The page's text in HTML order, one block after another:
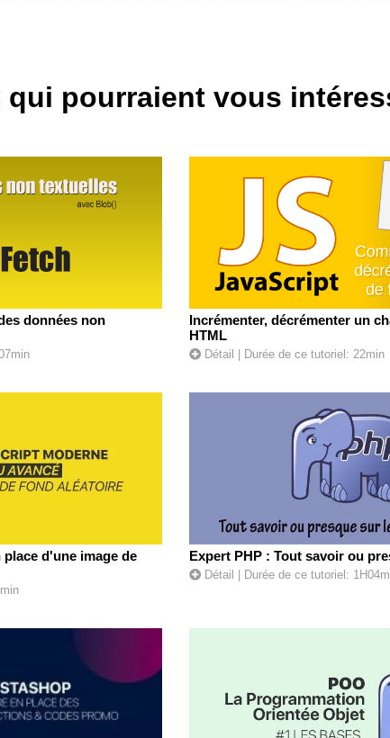
qui pourraient vous
données non
Incrémenter, décrémenter un
HTML
Détail | Durée de ce tutoriel: 22min
place d'une image de
Expert PHP : Tout savoir ou
Détail | Durée de ce tutoriel: